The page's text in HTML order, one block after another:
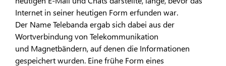
Internet in seiner heutigen Form erfunden war.
Der Name Telebanda ergab sich dabei aus der
Wortverbindung von Telekommunikation
und Magnetbändern, auf denen die Informationen
gespeichert wurden. Eine frühe Form eines